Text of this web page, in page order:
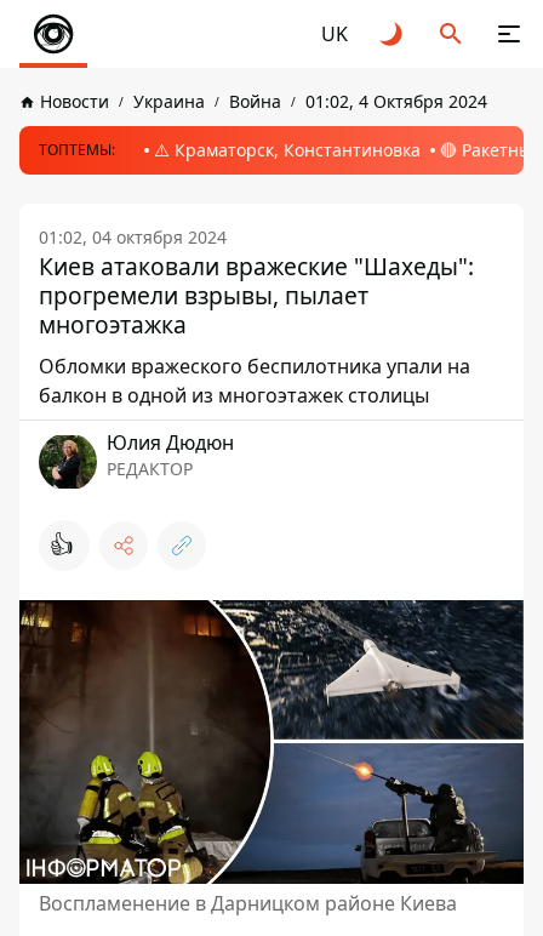
UK
Новости Украина Война 01:02, 4 Октября 2024
ТОПТЕМЫ: ⚠️ Краматорск, Константиновка 🔴
01:02, 04 октября 2024
Киев атаковали вражеские "Шахеды":
прогремели взрывы, пылает
многоэтажка
Обломки вражеского беспилотника упали на
балкон в одной из многоэтажек столицы
Юлия Дюдюн
РЕДАКТОР
👍
Воспламенение в Дарницком районе Киева